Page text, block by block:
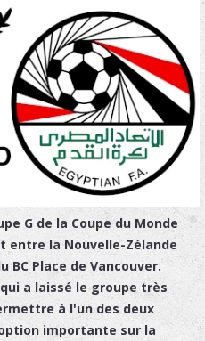
G de la Coupe du Monde
entre la Nouvelle-Zélande
Place de Vancouver.
a laissé le groupe très
à l'un des deux
importante sur la